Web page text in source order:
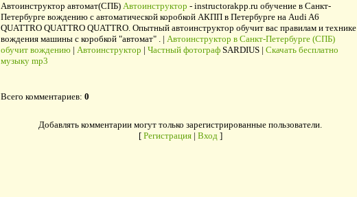
Автоинструктор автомат(СПБ) Автоинструктор - instructorakpp.ru обучение в Санкт-
Петербурге вождению с автоматической коробкой АКПП в Петербурге на Audi A6
QUATTRO QUATTRO QUATTRO. Опытный автоинструктор обучит вас правилам и технике
вождения машины с коробкой "автомат" . | Автоинструктор в Санкт-Петербурге (СПБ)
обучит вождению| Автоинструктор | Частный фотографSARDIUS | Скачать бесплатно
музыку mp3
Всего комментариев: 0
Добавлять комментарии могут только зарегистрированные пользователи.
[ Регистрация| Вход]